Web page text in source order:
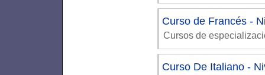
Curso de Francés -
Cursos de
Curso De Italiano -